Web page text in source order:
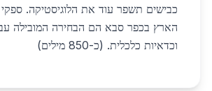
כבישים תשפר עוד את הלוגיסטיקה. ספקי
הארץ בכפר סבא הם הבחירה המובילה
וכדאיות כלכלית. (כ-850 מילים)